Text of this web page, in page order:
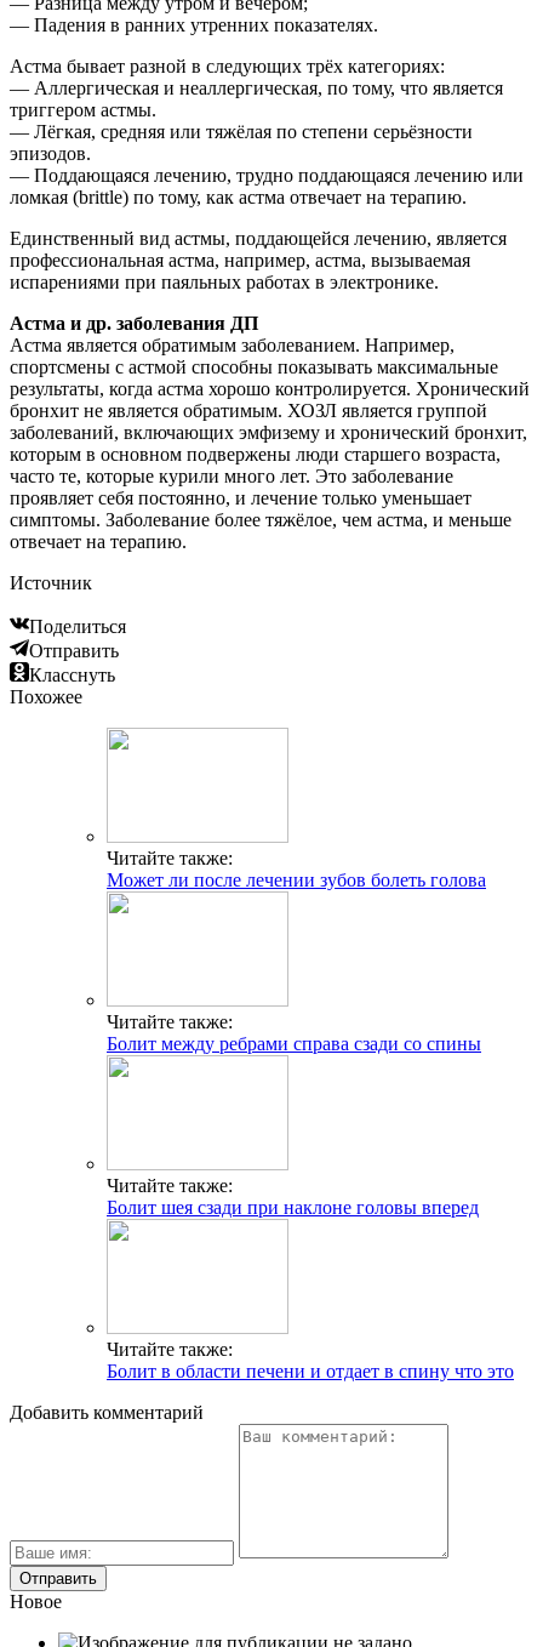
— Падения в ранних утренних показателях.
Астма бывает разной в следующих трёх категориях:
— Аллергическая и неаллергическая, по тому, что является
триггером астмы.
— Лёгкая, средняя или тяжёлая по степени серьёзности
эпизодов.
— Поддающаяся лечению, трудно поддающаяся лечению или
ломкая (brittle) по тому, как астма отвечает на терапию.
Единственный вид астмы, поддающейся лечению, является
профессиональная астма, например, астма, вызываемая
испарениями при паяльных работах в электронике.
Астма и др. заболевания ДП
Астма является обратимым заболеванием. Например,
спортсмены с астмой способны показывать максимальные
результаты, когда астма хорошо контролируется. Хронический
бронхит не является обратимым. ХОЗЛ является группой
заболеваний, включающих эмфизему и хронический бронхит,
которым в основном подвержены люди старшего возраста,
часто те, которые курили много лет. Это заболевание
проявляет себя постоянно, и лечение только уменьшает
симптомы. Заболевание более тяжёлое, чем астма, и меньше
отвечает на терапию.
Источник
Поделиться
Отправить
Класснуть
Похожее
Читайте также:
Может ли после лечении зубов болеть голова
Читайте также:
Болит между ребрами справа сзади со спины
Читайте также:
Болит шея сзади при наклоне головы вперед
Читайте также:
Болит в области печени и отдает в спину что это
Добавить комментарий
Новое